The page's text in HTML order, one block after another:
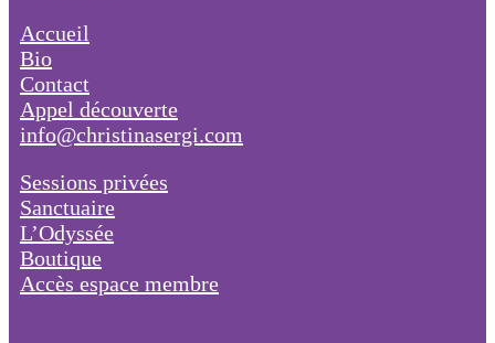
Accueil
Bio
Contact
Appel découverte
info@christinasergi.com
Sessions privées
Sanctuaire
L’Odyssée
Boutique
Accès espace membre